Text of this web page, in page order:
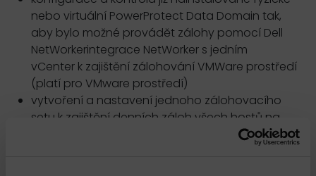
nebo virtuální PowerProtect Data Domain tak,
aby bylo možné provádět zálohy pomocí Dell
NetWorkerintegrace NetWorker s jedním
vCenter k zajištění zálohování VMWare prostředí
(platí pro VMware prostředí)
vytvoření a nastavení jednoho zálohovacího
setu k zajištění denních záloh všech hostů na
instalovanou PowerProtect Data Domain
Instalace páskového zařízení a související